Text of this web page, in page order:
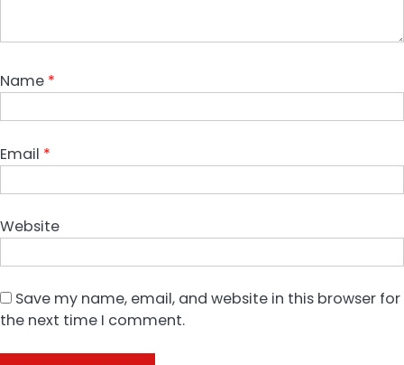
Name *
Email *
Website
Save my name, email, and website in this browser for
the next time I comment.